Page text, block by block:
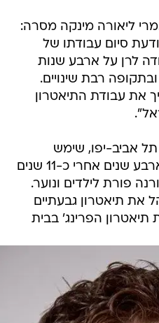
ליאורה מינקה מסרה:
סיום עבודתו של
לרן על ארבע שנות
רבת שינויים.
את עבודת התיאטרון
ותושב תל אביב-יפו, שימש
כמנכ"ל הקאמרי במשך כארבע שנים אחרי כ-11 שנים
פורת לילדים ונוער.
2007-2003 ניהל את תיאטרון גבעתיים
השנים 2003-1999 את תיאטרון הפרינג' בבית